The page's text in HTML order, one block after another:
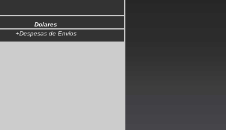
Dolares
+Despesas de Envios